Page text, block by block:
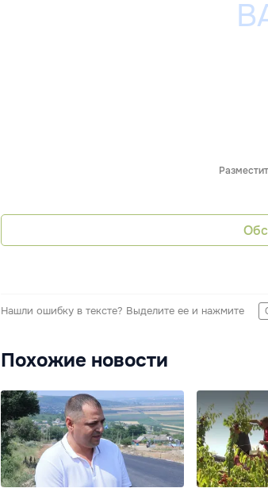
Нашли ошибку в тексте? Выделите ее и нажмите
Похожие новости